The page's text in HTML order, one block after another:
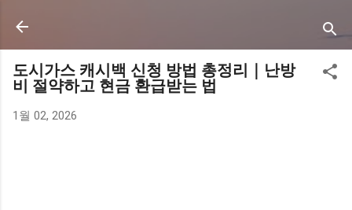
도시가스 캐시백 신청 방법 총정리｜난방
비 절약하고 현금 환급받는 법
1월 02, 2026